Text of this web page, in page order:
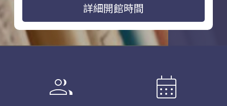
詳細開館時間
group calendar_month